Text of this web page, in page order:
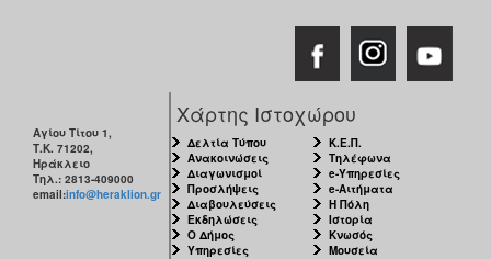
Αγίου Τίτου 1,
Τ.Κ. 71202,
Ηράκλειο
Τηλ.: 2813-409000
email:info@heraklion.gr
Χάρτης Ιστοχώρου
Δελτία Τύπου
Ανακοινώσεις
Διαγωνισμοί
Προσλήψεις
Διαβουλεύσεις
Εκδηλώσεις
Ο Δήμος
Υπηρεσίες
Κ.Ε.Π.
Τηλέφωνα
e-Υπηρεσίες
e-Αιτήματα
Η Πόλη
Ιστορία
Κνωσός
Μουσεία